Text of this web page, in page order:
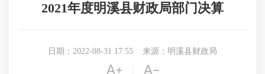
2021年度明溪县财政局部门决算
日期：2022-08-31 17:55 来源：明溪县财政局
 